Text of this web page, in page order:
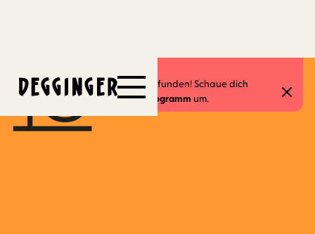
Dieses Event hat schon stattgefunden! Schaue dich
gerne in unseremaktuellen Programm um.
23.11.2024